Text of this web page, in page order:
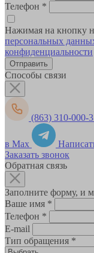
Телефон *
Нажимая на кнопку
персональных
конфиденциальности
Способы связи
(863) 310-000-3
в Max
Заказать звонок
Обратная связь
Заполните форму, и
Ваше имя *
Телефон *
E-mail
Тип обращения *